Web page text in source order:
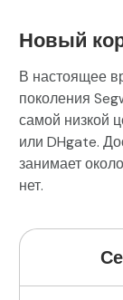
Новый
В настоящее
поколения
самой низкой
или DHgate.
занимает
нет.